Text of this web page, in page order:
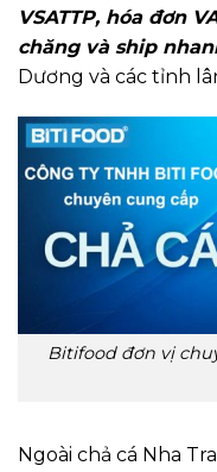
VSATTP, hóa đơn
chăng và ship
Dương và các tỉnh
Bitifood đơn vị
Ngoài chả cá Nha